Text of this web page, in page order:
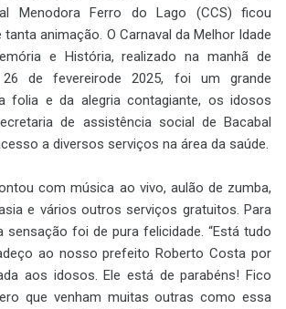
Menodora Ferro do Lago (CCS) ficou
animação. O Carnaval da Melhor Idade
e História, realizado na manhã de
de fevereirode 2025, foi um grande
folia e da alegria contagiante, os idosos
de assistência social de Bacabal
a diversos serviços na área da saúde.
com música ao vivo, aulão de zumba,
e vários outros serviços gratuitos. Para
sensação foi de pura felicidade. “Está tudo
ao nosso prefeito Roberto Costa por
aos idosos. Ele está de parabéns! Fico
que venham muitas outras como essa